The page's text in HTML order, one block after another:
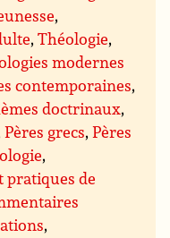
,
,Théologie,
modernes
contemporaines,
doctrinaux,
Pères grecs,Pères
,
pratiques de
,